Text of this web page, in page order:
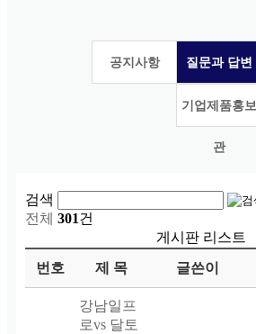
공지사항 질문과 답변
기업제품홍보
관
검색
전체 301건
게시판 리스트
번호
제 목 글쓴이
강남일프
로vs 달토